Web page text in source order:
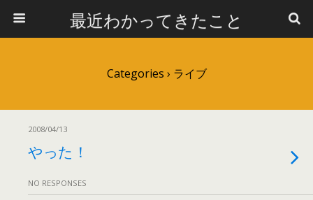
最近わかってきたこと
Categories › ライブ
2008/04/13
やった！
NO RESPONSES